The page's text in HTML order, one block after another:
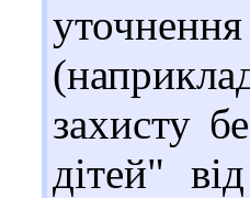
захисту
дітей"